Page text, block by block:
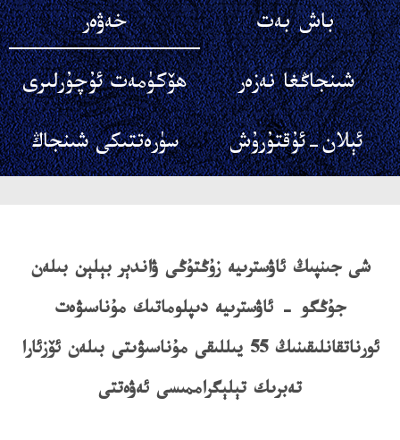
باش بەت
خەۋەر
شىنجاڭغا نەزەر
ھۆكۈمەت ئۇچۇرلىرى
ئېلان-ئۇقتۇرۇش
سۈرەتتىكى شىنجاڭ
شى جىنپىڭ ئاۋسترىيە زۇڭتۇڭى ۋاندېر بېلېن بىلەن
جۇڭگو - ئاۋسترىيە دىپلوماتىك مۇناسىۋەت
ئورناتقانلىقىنىڭ 55 يىللىقى مۇناسىۋىتى بىلەن ئۆزئارا
تەبرىك تېلېگراممىسى ئەۋەتتى